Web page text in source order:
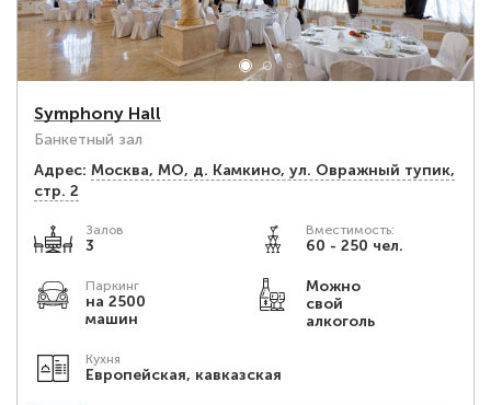
Symphony Hall
Банкетный зал
Адрес: Москва, МО, д. Камкино, ул. Овражный тупик,
стр. 2
Залов
3
Вместимость:
60 - 250 чел.
Паркинг
на 2500
машин
Можно
свой
алкоголь
Кухня
Европейская, кавказская